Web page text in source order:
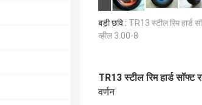
बड़ी छवि : TR13 स्टील रिम हार्ड
व्हील 3.00-8
TR13 स्टील रिम हार्ड सॉफ्ट
वर्णन